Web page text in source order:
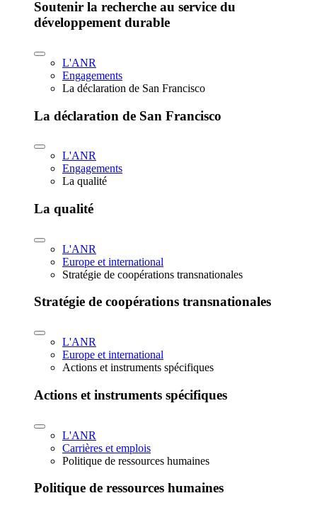
Soutenir la recherche au service du
développement durable
L'ANR
Engagements
La déclaration de San Francisco
La déclaration de San Francisco
L'ANR
Engagements
La qualité
La qualité
L'ANR
Europe et international
Stratégie de coopérations transnationales
Stratégie de coopérations transnationales
L'ANR
Europe et international
Actions et instruments spécifiques
Actions et instruments spécifiques
L'ANR
Carrières et emplois
Politique de ressources humaines
Politique de ressources humaines